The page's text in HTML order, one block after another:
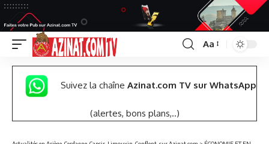
Font
Resizer
Aa
Suivez la chaîne Azinat.com TV sur WhatsApp
(alertes, bons plans,..)